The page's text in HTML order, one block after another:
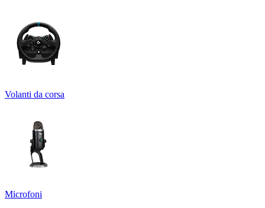
Volanti da corsa
Microfoni